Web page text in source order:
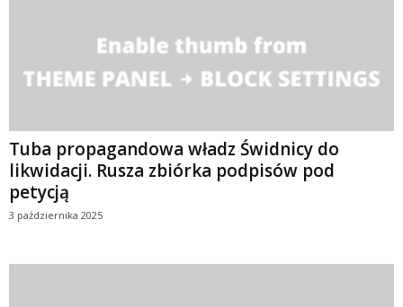
Tuba propagandowa władz Świdnicy do
likwidacji. Rusza zbiórka podpisów pod
petycją
3 października 2025